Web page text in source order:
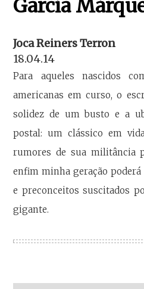
García
Joca Reiners Terron
18.04.14
Para aqueles nascidos
americanas em curso, o
solidez de um busto e a
postal: um clássico em
rumores de sua militância
enfim minha geração
e preconceitos suscitados
gigante.